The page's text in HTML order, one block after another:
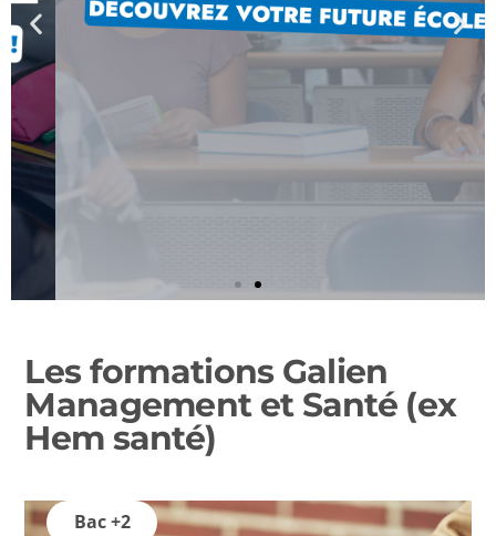
JE DÉCOUVRE LES
ÉVÈNEMENTS
Les formations Galien
Management et Santé (ex
Hem santé)
Bac +2